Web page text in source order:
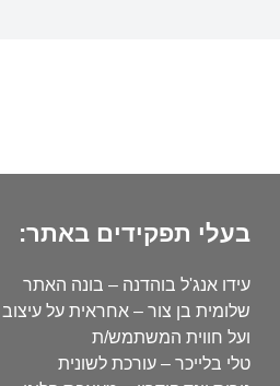
בעלי תפקידים באתר:
עידו אנג'ל בוהדנה – בונה האתר
שלומית בן צור – אחראית על
ועל חווית המשתמש/ת
טלי בלייכר – עורכת לשונית